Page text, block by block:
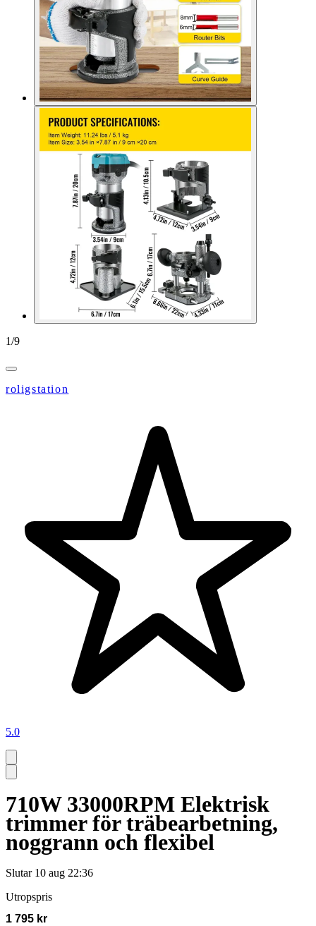
1/9
roligstation
5.0
710W 33000RPM Elektrisk
trimmer för träbearbetning,
noggrann och flexibel
Slutar 10 aug 22:36
Utropspris
1 795 kr